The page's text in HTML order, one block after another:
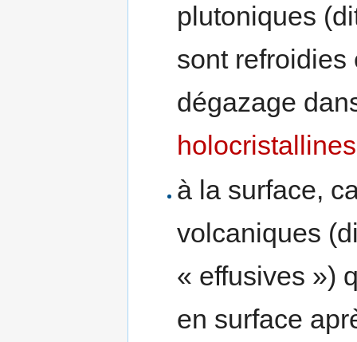
plutoniques
sont refroidies
dégazage
holocristallines
à la surface,
volcaniques
« effusives »)
en surface